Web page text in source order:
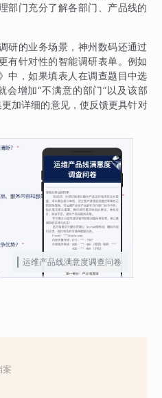
部门充分了解各部门、产品线的
研的业务场景，神州数码还通过
有针对性的智能调研表单。例如
中，如果填表人在调查题目中选
会增加“不满意的部门”以及该部
加详细的意见，使反馈更具针对
运维产品线满意度调查问卷
案